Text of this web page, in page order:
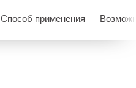
Способ применения